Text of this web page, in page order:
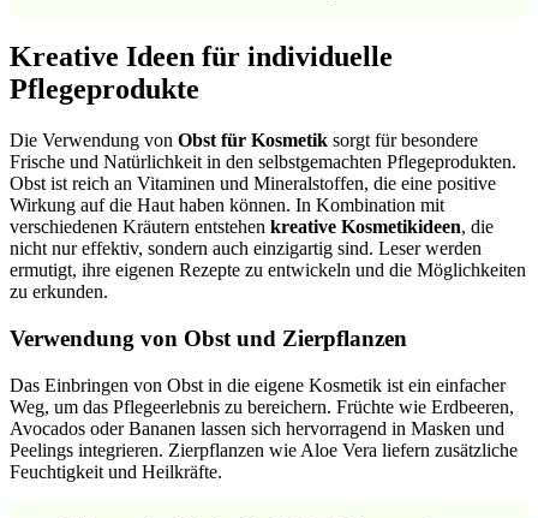
Kreative Ideen für individuelle
Pflegeprodukte
Die Verwendung von Obst für Kosmetik sorgt für besondere
Frische und Natürlichkeit in den selbstgemachten Pflegeprodukten.
Obst ist reich an Vitaminen und Mineralstoffen, die eine positive
Wirkung auf die Haut haben können. In Kombination mit
verschiedenen Kräutern entstehen kreative Kosmetikideen, die
nicht nur effektiv, sondern auch einzigartig sind. Leser werden
ermutigt, ihre eigenen Rezepte zu entwickeln und die Möglichkeiten
zu erkunden.
Verwendung von Obst und Zierpflanzen
Das Einbringen von Obst in die eigene Kosmetik ist ein einfacher
Weg, um das Pflegeerlebnis zu bereichern. Früchte wie Erdbeeren,
Avocados oder Bananen lassen sich hervorragend in Masken und
Peelings integrieren. Zierpflanzen wie Aloe Vera liefern zusätzliche
Feuchtigkeit und Heilkräfte.